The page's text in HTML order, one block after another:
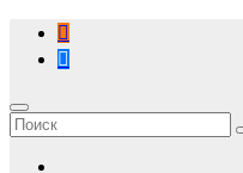
Перейти
содержимому